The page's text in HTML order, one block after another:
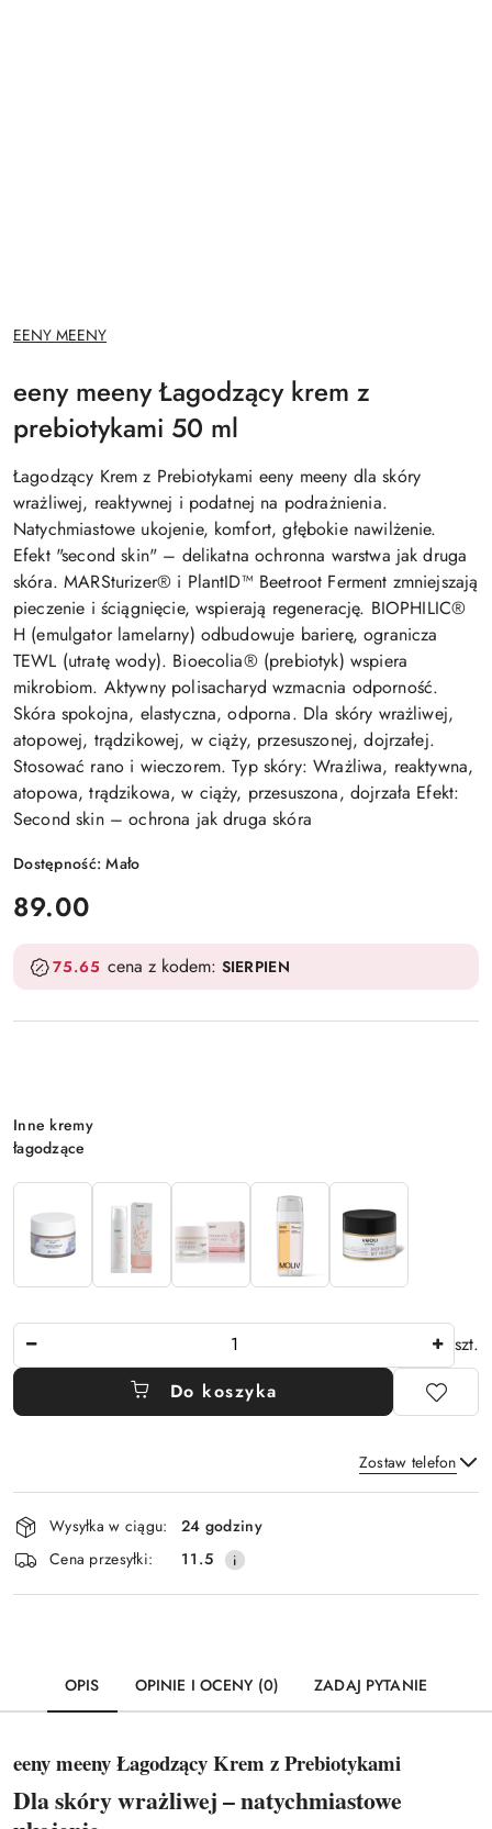
NAZWA
PRODUCENTA:
EENY MEENY
eeny meeny Łagodzący krem z
prebiotykami 50 ml
Łagodzący Krem z Prebiotykami eeny meeny dla skóry
wrażliwej, reaktywnej i podatnej na podrażnienia.
Natychmiastowe ukojenie, komfort, głębokie nawilżenie.
Efekt "second skin" – delikatna ochronna warstwa jak druga
skóra. MARSturizer® i PlantID™ Beetroot Ferment zmniejszają
pieczenie i ściągnięcie, wspierają regenerację. BIOPHILIC®
H (emulgator lamelarny) odbudowuje barierę, ogranicza
TEWL (utratę wody). Bioecolia® (prebiotyk) wspiera
mikrobiom. Aktywny polisacharyd wzmacnia odporność.
Skóra spokojna, elastyczna, odporna. Dla skóry wrażliwej,
atopowej, trądzikowej, w ciąży, przesuszonej, dojrzałej.
Stosować rano i wieczorem. Typ skóry: Wrażliwa, reaktywna,
atopowa, trądzikowa, w ciąży, przesuszona, dojrzała Efekt:
Second skin – ochrona jak druga skóra
Dostępność:Mało
cena:
89.00
75.65 cena z kodem: SIERPIEN
Wariant
Inne kremy
łagodzące
szt.
Do koszyka
Zostaw telefon
Wyślij
Dostępność
i
dostawa
Wysyłka w ciągu:
24 godziny
Cena przesyłki:
11.5
OPIS OPINIE I OCENY (0) ZADAJ PYTANIE
eeny meeny Łagodzący Krem z Prebiotykami
Dla skóry wrażliwej – natychmiastowe